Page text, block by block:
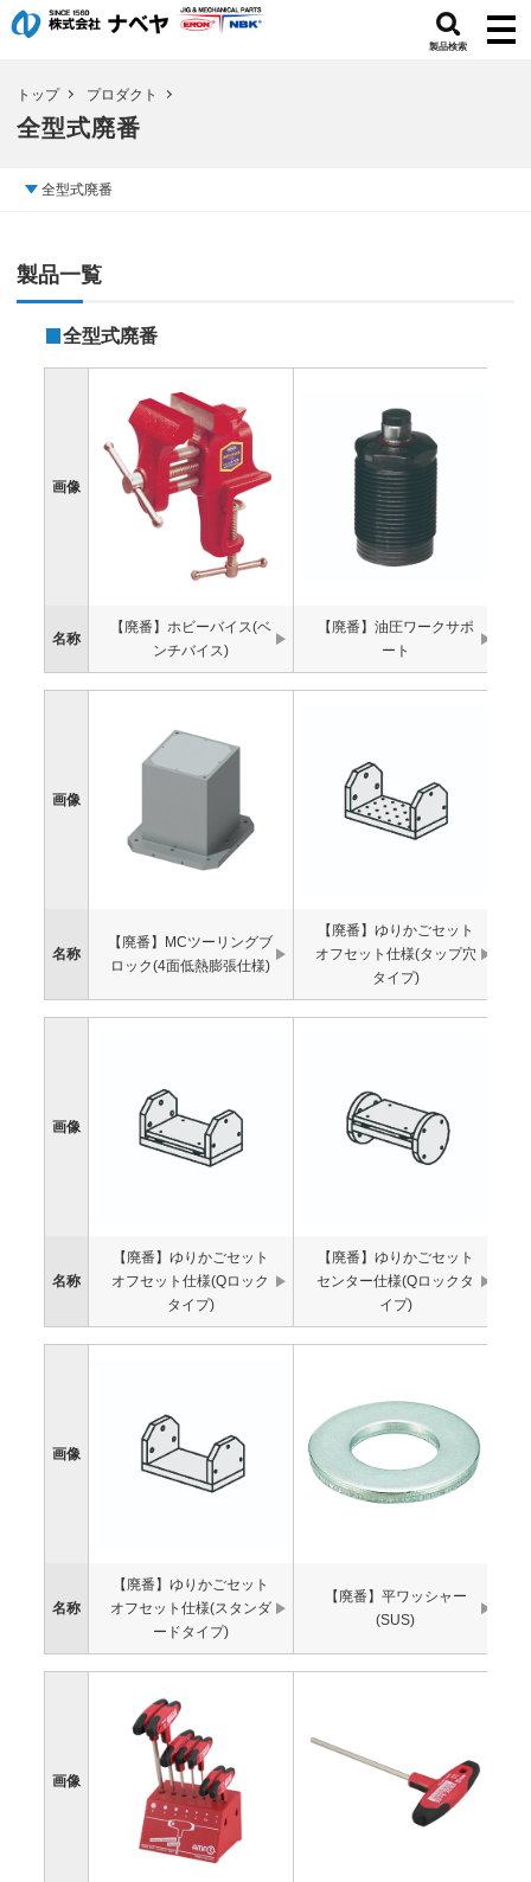
製品検索
トップ プロダクト
全型式廃番
全型式廃番
製品一覧
全型式廃番
画像
名称
【廃番】ホビーバイス(ベ
ンチバイス)
【廃番】油圧ワークサポ
ート
画像
名称
【廃番】MCツーリングブ
ロック(4面低熱膨張仕様)
【廃番】ゆりかごセット
オフセット仕様(タップ穴
タイプ)
画像
名称
【廃番】ゆりかごセット
オフセット仕様(Qロック
タイプ)
【廃番】ゆりかごセット
センター仕様(Qロックタ
イプ)
画像
名称
【廃番】ゆりかごセット
オフセット仕様(スタンダ
ードタイプ)
【廃番】平ワッシャー
(SUS)
画像